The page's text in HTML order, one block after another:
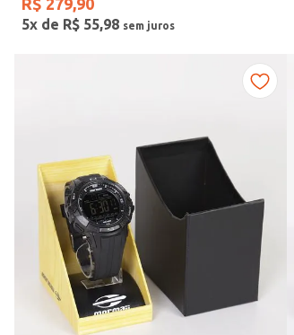
Modelo de Pulseira
R$ 279,90
5x de R$ 55,98